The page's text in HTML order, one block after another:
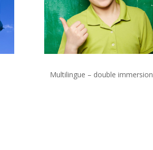
Multilingue – double immersion